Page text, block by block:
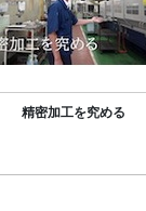
精密加工を究める